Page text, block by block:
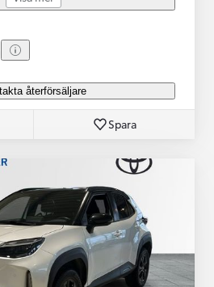
återförsäljare
Spara